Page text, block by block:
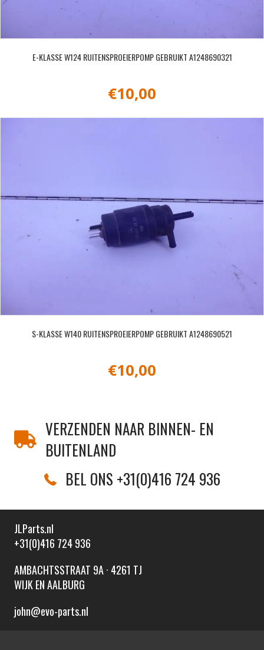
E-KLASSE W124 RUITENSPROEIERPOMP GEBRUIKT A1248690321
€10,00
S-KLASSE W140 RUITENSPROEIERPOMP GEBRUIKT A1248690521
€10,00
VERZENDEN NAAR BINNEN- EN
BUITENLAND
BEL ONS +31(0)416 724 936
JLParts.nl
+31(0)416 724 936
AMBACHTSSTRAAT 9A · 4261 TJ
WIJK EN AALBURG
john@evo-parts.nl